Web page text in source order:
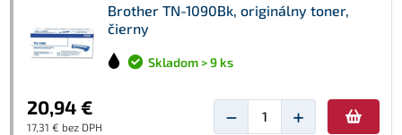
Brother TN-1090Bk, originálny toner,
čierny
Skladom > 9 ks
20,94 €
17,31 € bez DPH − +